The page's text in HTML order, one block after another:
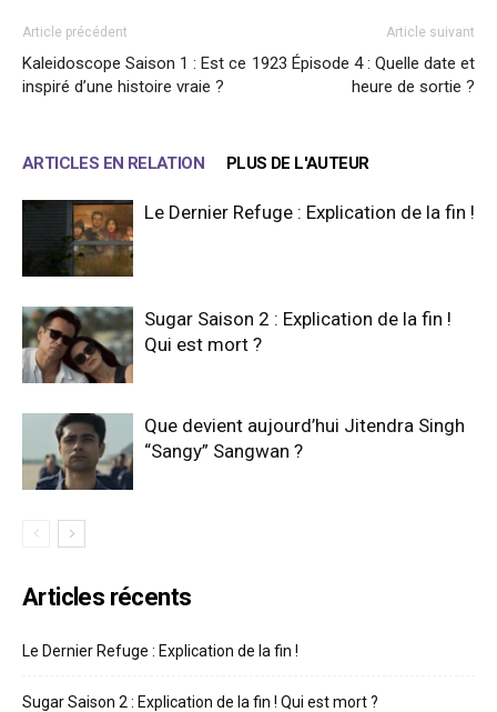
Article précédent
Kaleidoscope Saison 1 : Est ce
inspiré d’une histoire vraie ?
Article suivant
1923 Épisode 4 : Quelle date et
heure de sortie ?
ARTICLES EN RELATION PLUS DE L'AUTEUR
Le Dernier Refuge : Explication de la fin !
Sugar Saison 2 : Explication de la fin !
Qui est mort ?
Que devient aujourd’hui Jitendra Singh
“Sangy” Sangwan ?
Articles récents
Le Dernier Refuge : Explication de la fin !
Sugar Saison 2 : Explication de la fin ! Qui est mort ?